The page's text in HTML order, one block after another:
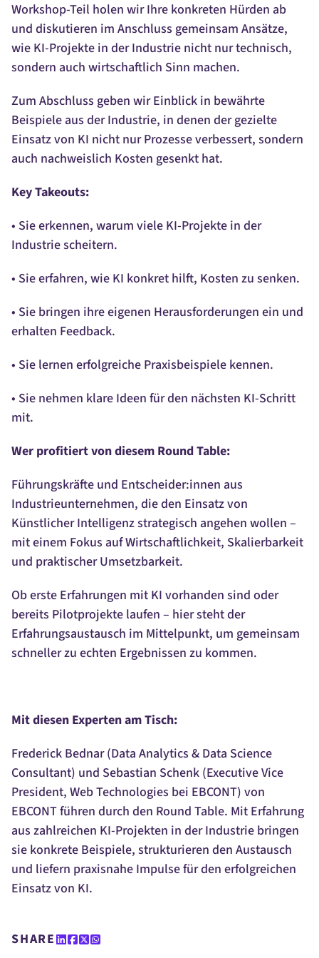
Workshop-Teil holen wir Ihre konkreten Hürden ab
und diskutieren im Anschluss gemeinsam Ansätze,
wie KI-Projekte in der Industrie nicht nur technisch,
sondern auch wirtschaftlich Sinn machen.
Zum Abschluss geben wir Einblick in bewährte
Beispiele aus der Industrie, in denen der gezielte
Einsatz von KI nicht nur Prozesse verbessert, sondern
auch nachweislich Kosten gesenkt hat.
Key Takeouts:
• Sie erkennen, warum viele KI-Projekte in der
Industrie scheitern.
• Sie erfahren, wie KI konkret hilft, Kosten zu senken.
• Sie bringen ihre eigenen Herausforderungen ein und
erhalten Feedback.
• Sie lernen erfolgreiche Praxisbeispiele kennen.
• Sie nehmen klare Ideen für den nächsten KI-Schritt
mit.
Wer profitiert von diesem Round Table:
Führungskräfte und Entscheider:innen aus
Industrieunternehmen, die den Einsatz von
Künstlicher Intelligenz strategisch angehen wollen –
mit einem Fokus auf Wirtschaftlichkeit, Skalierbarkeit
und praktischer Umsetzbarkeit.
Ob erste Erfahrungen mit KI vorhanden sind oder
bereits Pilotprojekte laufen – hier steht der
Erfahrungsaustausch im Mittelpunkt, um gemeinsam
schneller zu echten Ergebnissen zu kommen.
Mit diesen Experten am Tisch:
Frederick Bednar (Data Analytics & Data Science
Consultant) und Sebastian Schenk (Executive Vice
President, Web Technologies bei EBCONT) von
EBCONT führen durch den Round Table. Mit Erfahrung
aus zahlreichen KI-Projekten in der Industrie bringen
sie konkrete Beispiele, strukturieren den Austausch
und liefern praxisnahe Impulse für den erfolgreichen
Einsatz von KI.
SHARE